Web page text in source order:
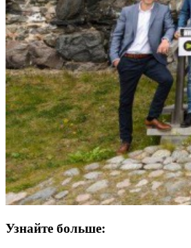
Узнайте больше: